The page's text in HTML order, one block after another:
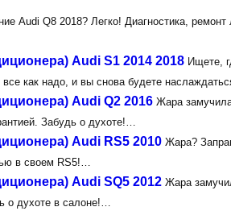
Audi Q8 2018? Легко! Диагностика,
Audi S1 2014 2018 Ищете,
как надо, и вы снова будете
Audi Q2 2016 Жара
Забудь о духоте!…
Audi RS5 2010 Жара?
в своем RS5!…
Audi SQ5 2012 Жара
о духоте в салоне!…